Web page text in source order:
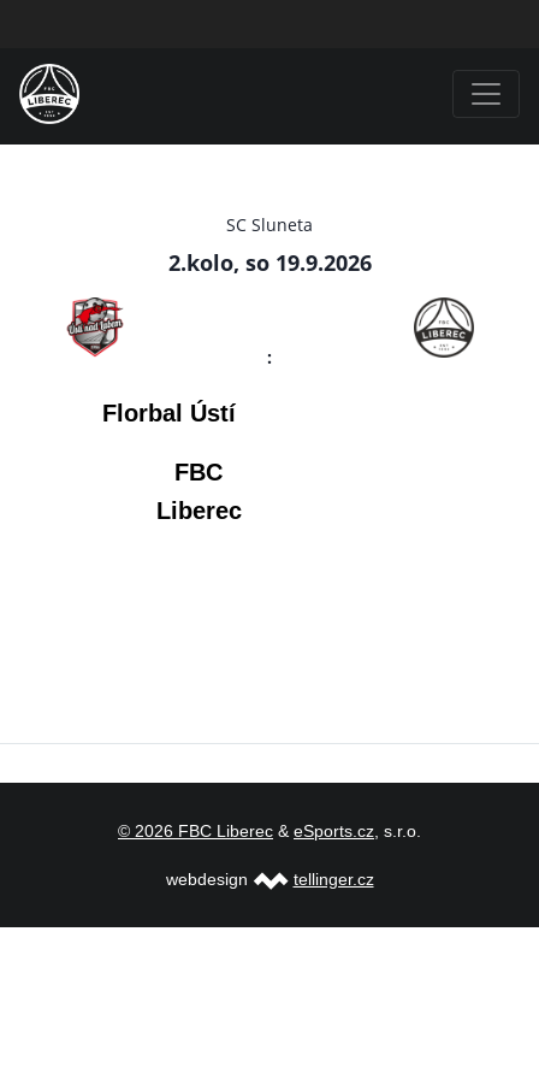
SC Sluneta
2.kolo, so 19.9.2026
:
Florbal Ústí
FBC
Liberec
© 2026 FBC Liberec & eSports.cz , s.r.o.
webdesign tellinger.cz